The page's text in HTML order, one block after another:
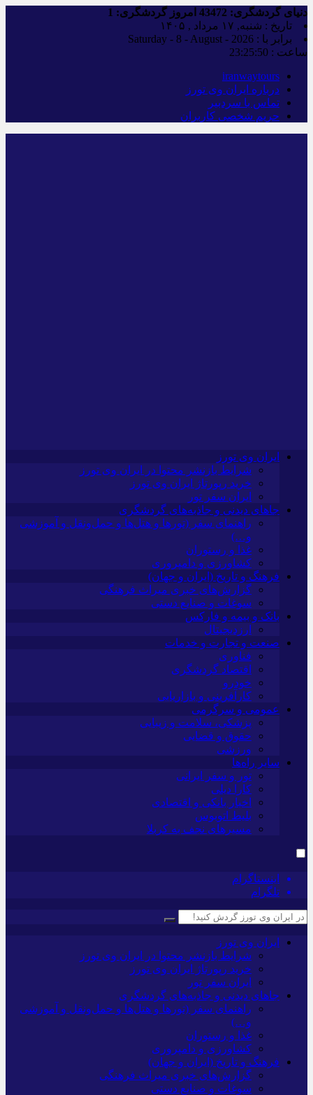
دنیای گردشگری: امروز گردشگری:
تاریخ : شنبه, ۱۷ مرداد , ۱۴۰۵
برابر با : Saturday - 8 - August - 2026
ساعت : 23:25:51
iranwaytours
درباره ایران وی تورز
تماس با سردبیر
حریم شخصی کاربران
ایران وی تورز
شرایط بازنشر محتوا در ایران وی تورز
خرید رپورتاژ ایران وی تورز
ایران سفر تور
جاهای دیدنی و جاذبه‌های گردشگری
راهنمای سفر (تورها و هتل‌ها و حمل‌و‌نقل و آموزشی
و…)
غذا و رستوران
کشاورزی و دامپروری
فرهنگ و تاریخ (ایران و جهان)
گزارش‌های خبری میراث فرهنگی
سوغات و صنایع دستی
بانک و بیمه و فارکس
ارزدیجیتال
صنعت و تجارت و خدمات
فناوری
اقتصاد گردشگری
خودرو
کارآفرینی و بازاریابی
عمومی و سرگرمی
پزشکی، سلامت و زیبایی
حقوق و قضایی
ورزشی
سایر راه‌ها
تور و سفر ایرانی
کارا دیلی
اخبار بانکی و اقتصادی
بلیط اتوبوس
مسیرهای نجف به کربلا
اینستاگرام
تلگرام
ایران وی تورز
شرایط بازنشر محتوا در ایران وی تورز
خرید رپورتاژ ایران وی تورز
ایران سفر تور
جاهای دیدنی و جاذبه‌های گردشگری
راهنمای سفر (تورها و هتل‌ها و حمل‌و‌نقل و آموزشی
و…)
غذا و رستوران
کشاورزی و دامپروری
فرهنگ و تاریخ (ایران و جهان)
گزارش‌های خبری میراث فرهنگی
سوغات و صنایع دستی